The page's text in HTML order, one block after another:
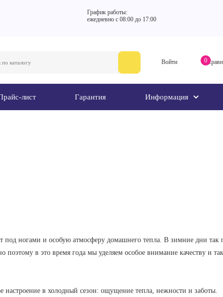
График работы:
ежедневно с 08:00 до 17:00
Войти 0
лист Гарантия Информация
ногами и особую атмосферу домашнего тепла. В зимние дни так
поэтому в это время года мы уделяем особое внимание качеству и
в холодный сезон: ощущение тепла, нежности и заботы.